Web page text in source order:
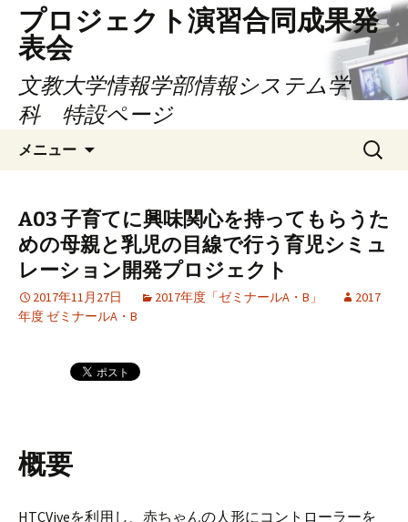
プロジェクト演習合同成果発
表会
文教大学情報学部情報システム学
科 特設ページ
メニュー
検
索:
A03 子育てに興味関心を持ってもらうた
めの母親と乳児の目線で行う育児シミュ
レーション開発プロジェクト
2017年11月27日 2017年度「ゼミナールA・B」
2017
年度 ゼミナールA・B
概要
HTCViveを利用し、赤ちゃんの人形にコントローラーを